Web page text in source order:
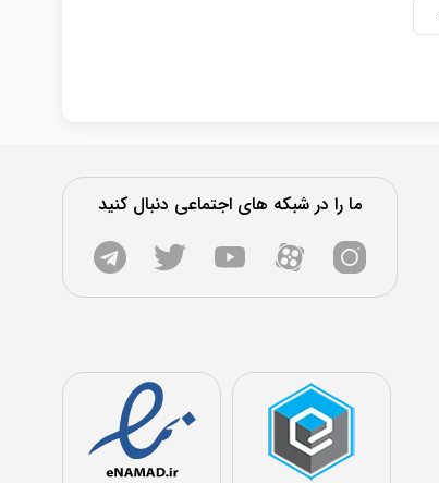
ما را در شبکه های اجتماعی دنبال کنید